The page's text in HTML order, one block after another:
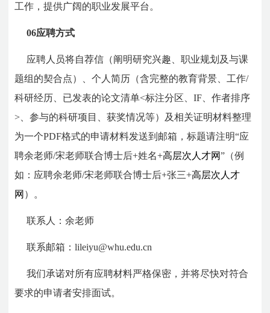
工作，提供广阔的职业发展平台。
06应聘方式
应聘人员将自荐信（阐明研究兴趣、职业规划及与课
题组的契合点）、个人简历（含完整的教育背景、工作/
科研经历、已发表的论文清单<标注分区、IF、作者排序
>、参与的科研项目、获奖情况等）及相关证明材料整理
为一个PDF格式的申请材料发送到邮箱，标题请注明“应
聘余老师/宋老师联合博士后+姓名+高层次人才网”（例
如：应聘余老师/宋老师联合博士后+张三+高层次人才
网 ）。
联系人：余老师
联系邮箱：lileiyu@whu.edu.cn
我们承诺对所有应聘材料严格保密，并将尽快对符合
要求的申请者安排面试。